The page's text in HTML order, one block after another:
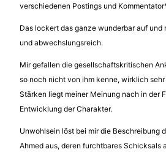
verschiedenen Postings und
Das lockert das ganze wunderbar auf und
und abwechslungsreich.
Mir gefallen die gesellschaftskritischen
so noch nicht von ihm kenne, wirklich
Stärken liegt meiner Meinung nach in der
Entwicklung der Charakter.
Unwohlsein löst bei mir die Beschreibung
Ahmed aus, deren furchtbares Schicksals